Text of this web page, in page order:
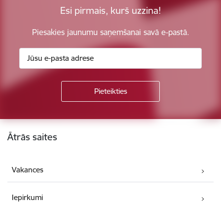
Esi pirmais, kurš uzzina!
Piesakies jaunumu saņemšanai savā e-pastā.
Kājene
Ātrās saites
Vakances
Iepirkumi